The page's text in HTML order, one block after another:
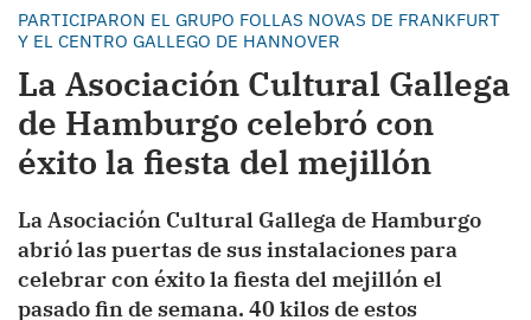
PARTICIPARON EL GRUPO FOLLAS NOVAS DE FRANKFURT
Y EL CENTRO GALLEGO DE HANNOVER
La Asociación Cultural Gallega
de Hamburgo celebró con
éxito la fiesta del mejillón
La Asociación Cultural Gallega de Hamburgo
abrió las puertas de sus instalaciones para
celebrar con éxito la fiesta del mejillón el
pasado fin de semana. 40 kilos de estos